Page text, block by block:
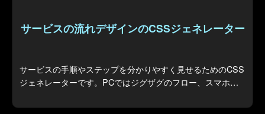
サービスの流れデザインのCSSジェネレーター
サービスの手順やステップを分かりやすく見せるためのCSS
ジェネレーターです。PCではジグザグのフロー、スマホで
ます。